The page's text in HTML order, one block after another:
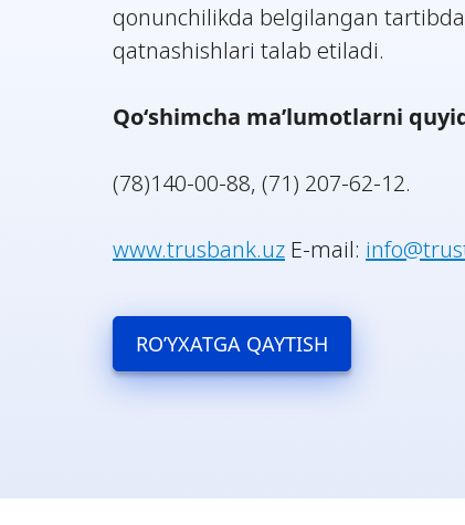
qonunchilikda belgilangan
qatnashishlari talab etiladi.
Qo‘shimcha ma’lumotlarni
(78)140-00-88, (71) 207-62-12.
www.trusbank.uz E-mail:
RO’YXATGA QAYTISH